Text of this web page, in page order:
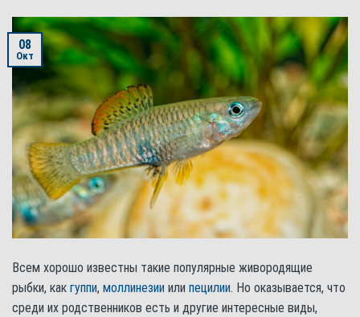
08
Окт
Всем хорошо известны такие популярные живородящие
рыбки, как гуппи, моллинезии или пецилии. Но оказывается, что
среди их родственников есть и другие интересные виды,